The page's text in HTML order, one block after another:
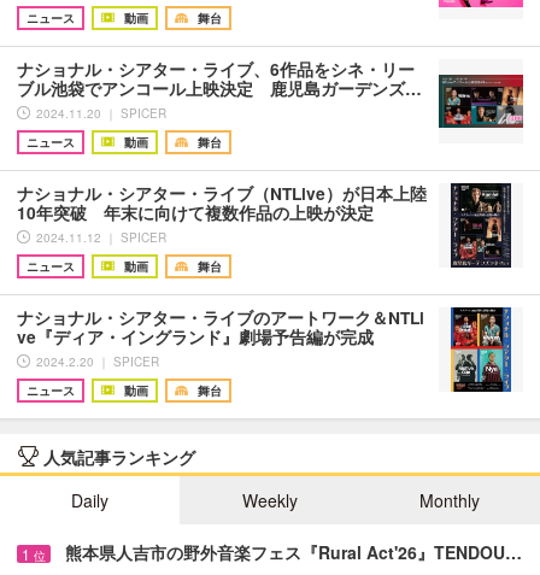
ニュース
動画 舞台
ナショナル・シアター・ライブ、6作品をシネ・リー
ブル池袋でアンコール上映決定 鹿児島ガーデンズ…
2024.11.20 ｜ SPICER
ニュース
動画 舞台
ナショナル・シアター・ライブ（NTLive）が日本上陸
10年突破 年末に向けて複数作品の上映が決定
2024.11.12 ｜ SPICER
ニュース
動画 舞台
ナショナル・シアター・ライブのアートワーク＆NTLi
ve『ディア・イングランド』劇場予告編が完成
2024.2.20 ｜ SPICER
ニュース
動画 舞台
人気記事ランキング
Daily
Weekly Monthly
1 位 熊本県人吉市の野外音楽フェス『Rural Act'26』TENDOU…